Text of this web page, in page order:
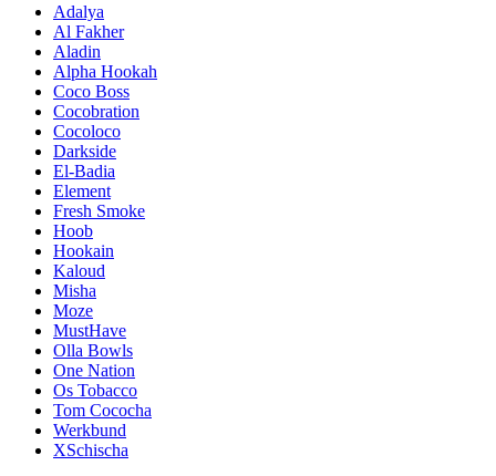
Adalya
Al Fakher
Aladin
Alpha Hookah
Coco Boss
Cocobration
Cocoloco
Darkside
El-Badia
Element
Fresh Smoke
Hoob
Hookain
Kaloud
Misha
Moze
MustHave
Olla Bowls
One Nation
Os Tobacco
Tom Cococha
Werkbund
XSchischa